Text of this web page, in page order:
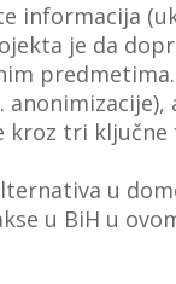
informacija
je da
kroz tri ključne
u
u BiH u